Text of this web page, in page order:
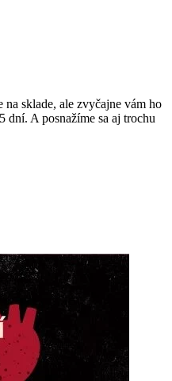
na sklade, ale zvyčajne vám ho
dní. A posnažíme sa aj trochu